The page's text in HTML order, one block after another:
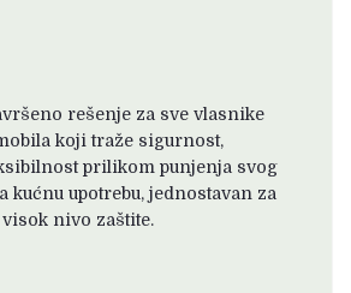
rešenje za sve vlasnike
koji traže sigurnost,
prilikom punjenja svog
kućnu upotrebu, jednostavan za
nivo zaštite.